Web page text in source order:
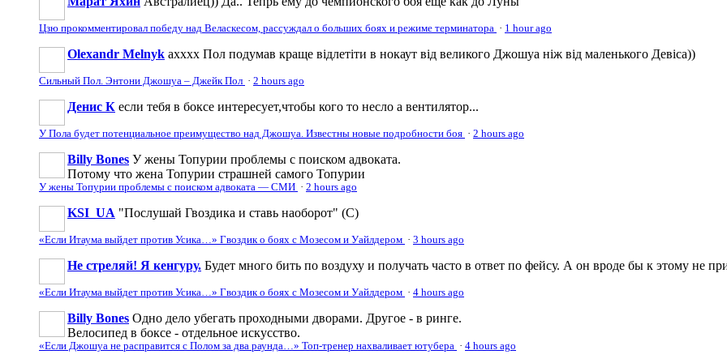
Цзю прокомментировал победу над Веласкесом, рассуждал о больших боях и режиме терминатора · 1 hour ago
Olexandr Melnyk ахххх Пол подумав краще відлетіти в нокаут від великого Джошуа ніж від маленького Девіса))
Сильный Пол. Энтони Джошуа – Джейк Пол · 2 hours ago
Денис К если тебя в боксе интересует,чтобы кого то несло а вентилятор...
У Пола будет потенциальное преимущество над Джошуа. Известны новые подробности боя · 2 hours ago
Billy Bones У жены Топурии проблемы с поиском адвоката.
Потому что жена Топурии страшней самого Топурии
У жены Топурии проблемы с поиском адвоката — СМИ · 2 hours ago
KSI_UA "Послушай Гвоздика и ставь наоборот" (С)
«Если Итаума выйдет против Усика…» Гвоздик о боях с Мозесом и Уайлдером · 3 hours ago
Не стреляй! Я кенгуру. Будет много бить по воздуху и получать часто в ответ по фейсу. А он вроде бы к этому не
«Если Итаума выйдет против Усика…» Гвоздик о боях с Мозесом и Уайлдером · 4 hours ago
Billy Bones Одно дело убегать проходными дворами. Другое - в ринге.
Велосипед в боксе - отдельное искусство.
«Если Джошуа не расправится с Полом за два раунда…» Топ-тренер нахваливает ютубера · 4 hours ago